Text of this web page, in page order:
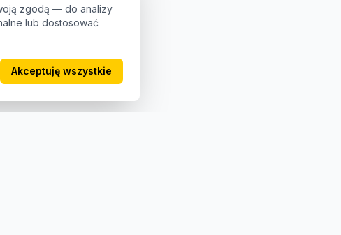
zgodą — do analizy
lub dostosować
Akceptuję wszystkie